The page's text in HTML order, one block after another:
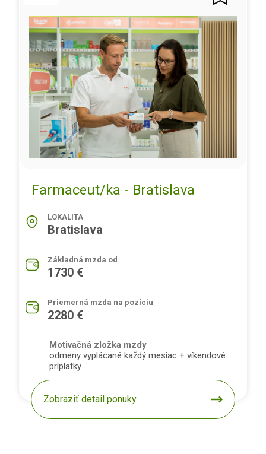
Farmaceut/ka - Bratislava
LOKALITA
Bratislava
Základná mzda od
1730 €
Priemerná mzda na pozíciu
2280 €
Motivačná zložka mzdy
odmeny vyplácané každý mesiac + víkendové
príplatky
Zobraziť detail ponuky